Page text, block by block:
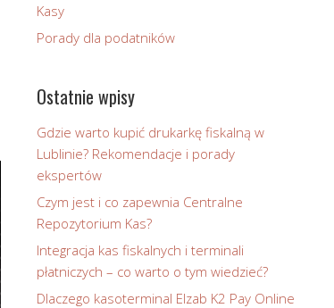
Kasy
Porady dla podatników
Ostatnie wpisy
Gdzie warto kupić drukarkę fiskalną w
Lublinie? Rekomendacje i porady
ekspertów
Czym jest i co zapewnia Centralne
Repozytorium Kas?
Integracja kas fiskalnych i terminali
płatniczych – co warto o tym wiedzieć?
Dlaczego kasoterminal Elzab K2 Pay Online